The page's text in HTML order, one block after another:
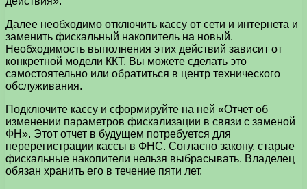
Далее необходимо отключить кассу от сети и интернета и
заменить фискальный накопитель на новый.
Необходимость выполнения этих действий зависит от
конкретной модели ККТ. Вы можете сделать это
самостоятельно или обратиться в центр технического
обслуживания.
Подключите кассу и сформируйте на ней «Отчет об
изменении параметров фискализации в связи с заменой
ФН». Этот отчет в будущем потребуется для
перерегистрации кассы в ФНС. Согласно закону, старые
фискальные накопители нельзя выбрасывать. Владелец
обязан хранить его в течение пяти лет.